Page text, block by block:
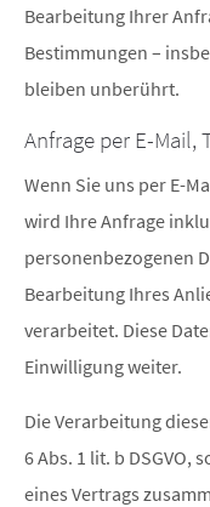
Bearbeitung Ihrer
Bestimmungen –
bleiben unberührt.
Anfrage per E-Mail,
Wenn Sie uns per E-
wird Ihre Anfrage
personenbezogenen
Bearbeitung Ihres
verarbeitet. Diese
Einwilligung weiter.
Die Verarbeitung
6 Abs. 1 lit. b DSGVO,
eines Vertrags